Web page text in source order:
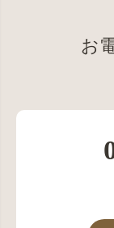
お